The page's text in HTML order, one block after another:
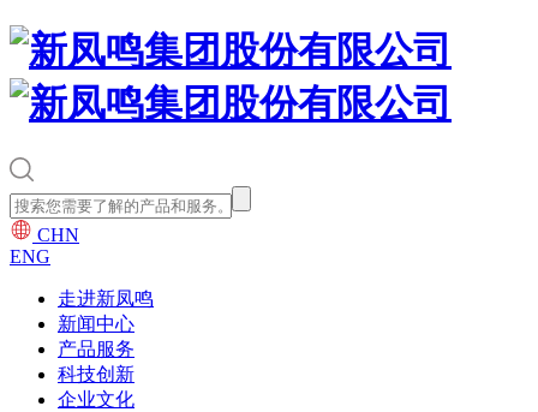
CHN
ENG
走进新凤鸣
新闻中心
产品服务
科技创新
企业文化